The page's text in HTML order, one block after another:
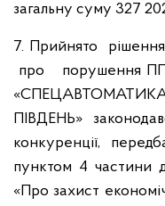
загальну суму 327
7. Прийнято
про порушення
ПІВДЕНЬ»
конкуренції,
пунктом 4 частини
«Про захист